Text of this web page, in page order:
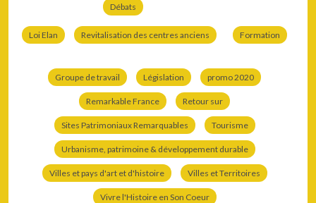
Débats
Loi Elan Revitalisation des centres anciens Formation
Groupe de travail Législation promo 2020
Remarkable France Retour sur
Sites Patrimoniaux Remarquables Tourisme
Urbanisme, patrimoine & développement durable
Villes et pays d'art et d'histoire Villes et Territoires
Vivre l'Histoire en Son Coeur